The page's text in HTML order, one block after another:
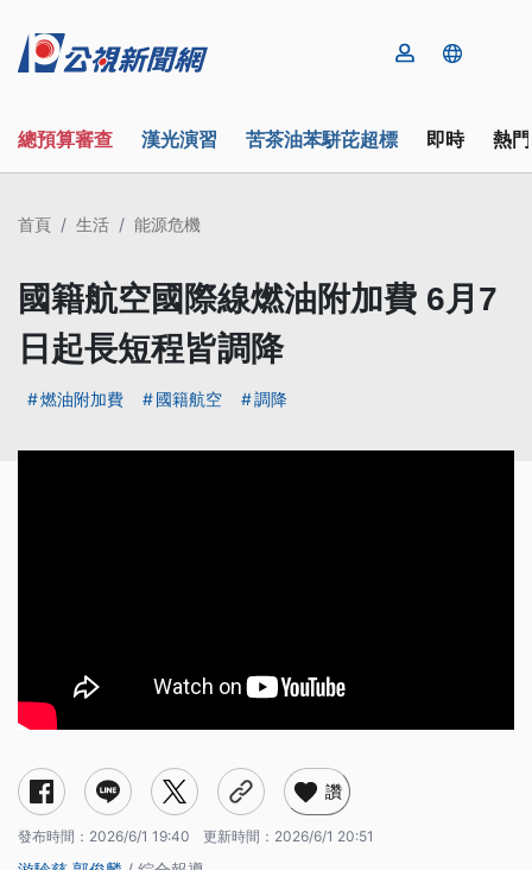
總預算審查 漢光演習 苦茶油苯駢芘超標 即時 熱
首頁 生活 能源危機
國籍航空國際線燃油附加費 6月7
日起長短程皆調降
燃油附加費 國籍航空 調降
讚
發布時間： 2026/6/1 19:40 更新時間： 2026/6/1 20:51